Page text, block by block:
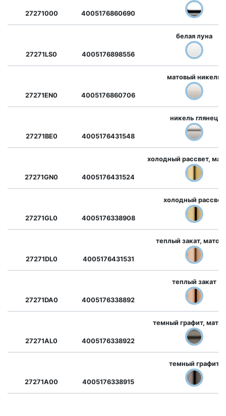
27271000 4005176860690
27271LS0 4005176898556
белая луна
27271EN0 4005176860706
матовый никель
27271BE0 4005176431548
никель глянец
27271GN0 4005176431524
холодный рассвет,
27271GL0 4005176338908
холодный рассвет
27271DL0 4005176431531
теплый закат,
27271DA0 4005176338892
теплый закат
27271AL0 4005176338922
темный графит,
27271A00 4005176338915
темный графит